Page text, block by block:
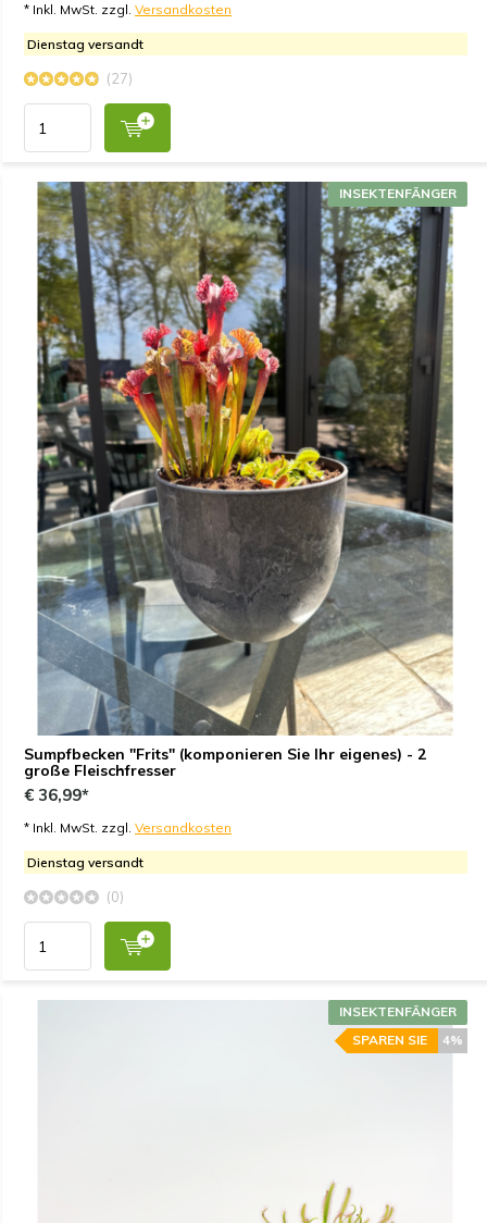
* Inkl. MwSt. zzgl. Versandkosten
Dienstag versandt
(27)
Sumpfbecken "Frits" (komponieren Sie Ihr eigenes) - 2
große Fleischfresser
INSEKTENFÄNGER
€ 36,99*
* Inkl. MwSt. zzgl. Versandkosten
Dienstag versandt
(0)
INSEKTENFÄNGER
4%
SPAREN SIE